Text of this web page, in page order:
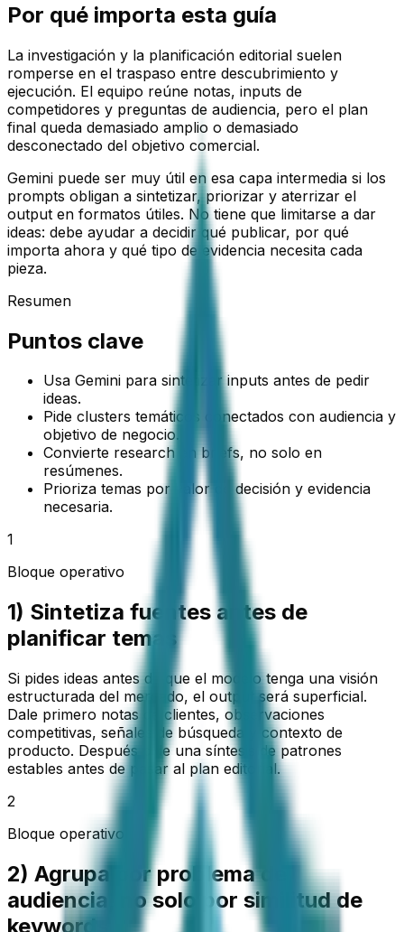
Por qué importa esta guía
La investigación y la planificación editorial suelen
romperse en el traspaso entre descubrimiento y
ejecución. El equipo reúne notas, inputs de
competidores y preguntas de audiencia, pero el plan
final queda demasiado amplio o demasiado
desconectado del objetivo comercial.
Gemini puede ser muy útil en esa capa intermedia si los
prompts obligan a sintetizar, priorizar y aterrizar el
output en formatos útiles. No tiene que limitarse a dar
ideas: debe ayudar a decidir qué publicar, por qué
importa ahora y qué tipo de evidencia necesita cada
pieza.
Resumen
Puntos clave
Usa Gemini para sintetizar inputs antes de pedir
ideas.
Pide clusters temáticos conectados con audiencia y
objetivo de negocio.
Convierte research en briefs, no solo en
resúmenes.
Prioriza temas por valor de decisión y evidencia
necesaria.
1
Bloque operativo
1) Sintetiza fuentes antes de
planificar temas
Si pides ideas antes de que el modelo tenga una visión
estructurada del mercado, el output será superficial.
Dale primero notas de clientes, observaciones
competitivas, señales de búsqueda y contexto de
producto. Después pide una síntesis de patrones
estables antes de pasar al plan editorial.
2
Bloque operativo
2) Agrupa por problema de
audiencia, no solo por similitud de
keywords